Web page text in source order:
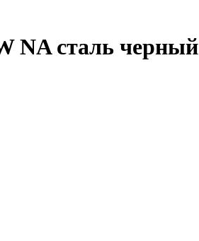
NA сталь черный